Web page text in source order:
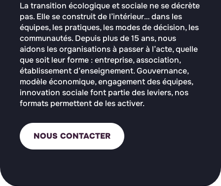
La transition écologique et sociale ne se décrète
pas. Elle se construit de l’intérieur… dans les
équipes, les pratiques, les modes de décision, les
communautés. Depuis plus de 15 ans, nous
aidons les organisations à passer à l’acte, quelle
que soit leur forme : entreprise, association,
établissement d’enseignement. Gouvernance,
modèle économique, engagement des équipes,
innovation sociale font partie des leviers, nos
formats permettent de les activer.
NOUS CONTACTER